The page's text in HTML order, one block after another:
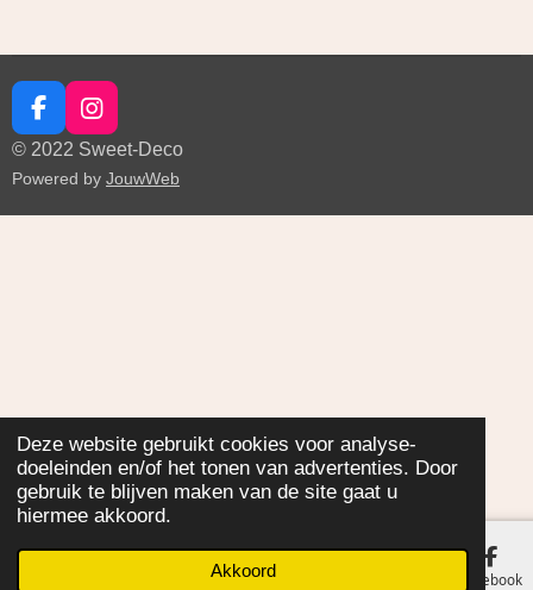
Deze website gebruikt cookies voor analyse-
doeleinden en/of het tonen van advertenties. Door
gebruik te blijven maken van de site gaat u
hiermee akkoord.
Akkoord
F
a
e
b
I
n
t
a
© 2022 Sweet-Deco
Powered by JouwWeb
E-mailadres Facebook